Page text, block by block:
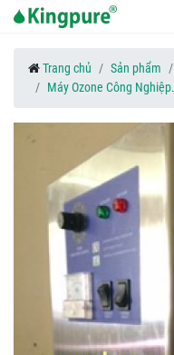
Trang chủ Sản phẩm
Máy Ozone Công